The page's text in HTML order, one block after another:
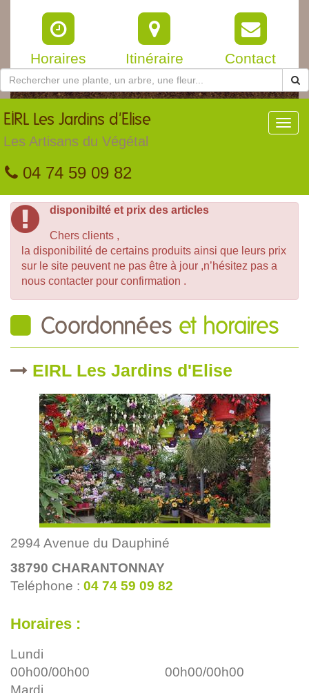
Horaires Itinéraire Contact
EIRL Les Jardins d'Elise
Les Artisans du Végétal
04 74 59 09 82
disponibilté et prix des articles
Chers clients ,
la disponibilité de certains produits ainsi que leurs prix
sur le site peuvent ne pas être à jour ,n’hésitez pas a
nous contacter pour confirmation .
Coordonnées et horaires
EIRL Les Jardins d'Elise
2994 Avenue du Dauphiné
38790 CHARANTONNAY
Teléphone : 04 74 59 09 82
Horaires :
Lundi
00h00/00h00
00h00/00h00
Mardi